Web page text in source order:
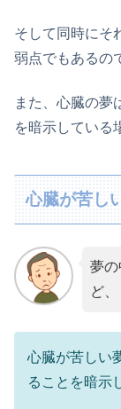
そして同時にそ
弱点でもあるの
また、心臓の夢
を暗示している
心臓が苦し
夢
ど
心臓が苦しい
ることを暗示